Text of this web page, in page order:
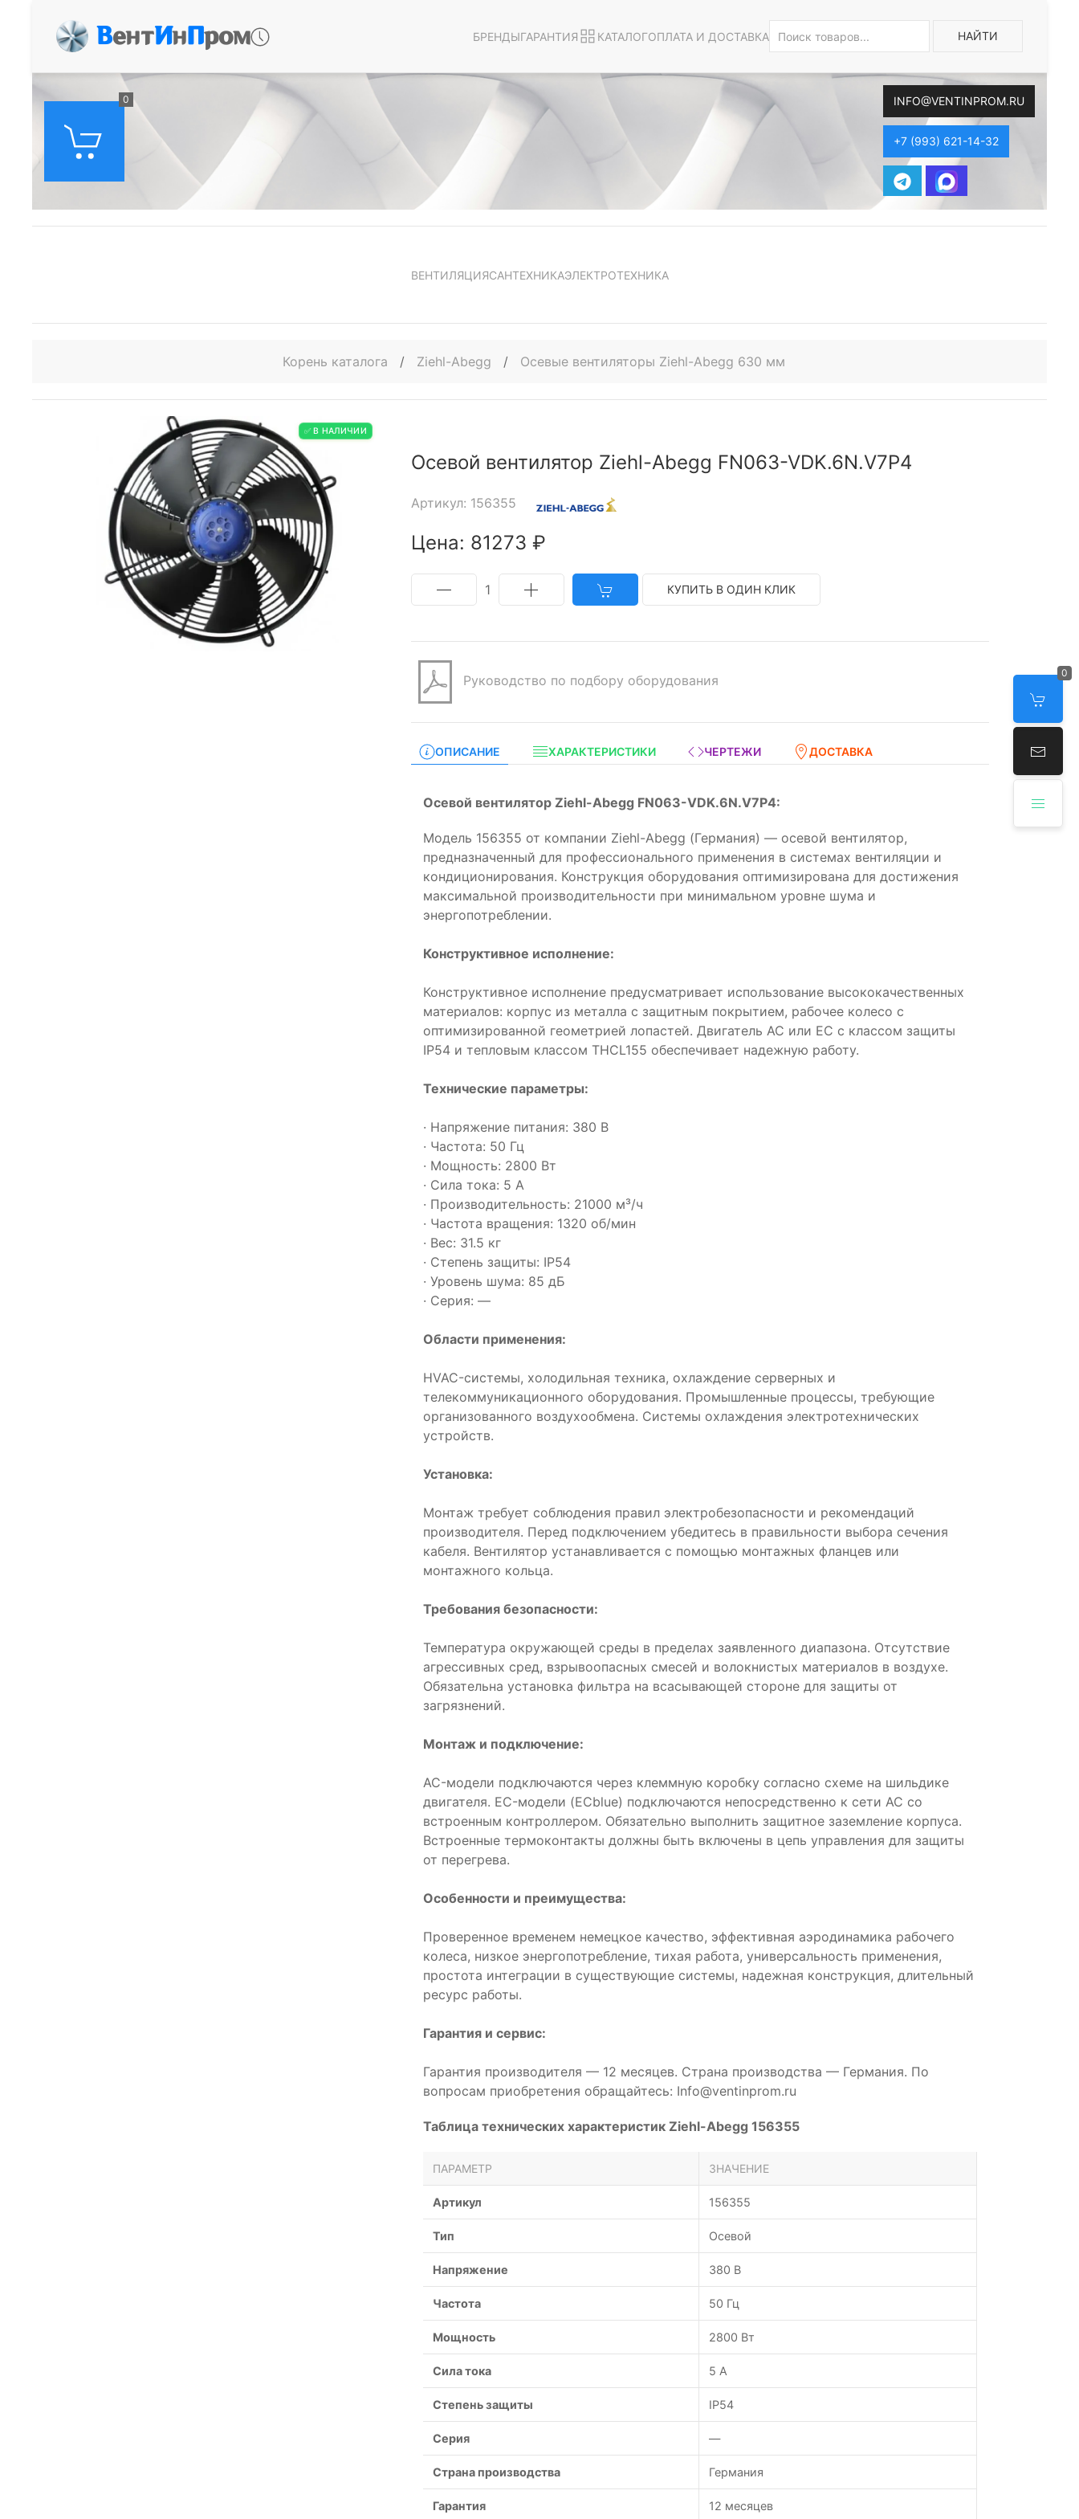
ВентИнПром БРЕНДЫГАРАНТИЯ КАТАЛОГОПЛАТА И ДОСТАВКА НАЙТИ
0 INFO@VENTINPROM.RU
+7 (993) 621-14-32
0
ВЕНТИЛЯЦИЯСАНТЕХНИКАЭЛЕКТРОТЕХНИКА
Корень каталога / Ziehl-Abegg / Осевые вентиляторы Ziehl-Abegg 630 мм
✅ В НАЛИЧИИ
Осевой вентилятор Ziehl-Abegg FN063-VDK.6N.V7P4
Артикул: 156355
Цена: 81273 ₽
1 КУПИТЬ В ОДИН КЛИК
Руководство по подбору оборудования
ОПИСАНИЕ ХАРАКТЕРИСТИКИ ЧЕРТЕЖИ ДОСТАВКА
Осевой вентилятор Ziehl-Abegg FN063-VDK.6N.V7P4:
Модель 156355 от компании Ziehl-Abegg (Германия) — осевой вентилятор,
предназначенный для профессионального применения в системах вентиляции и
кондиционирования. Конструкция оборудования оптимизирована для достижения
максимальной производительности при минимальном уровне шума и
энергопотреблении.
Конструктивное исполнение:
Конструктивное исполнение предусматривает использование высококачественных
материалов: корпус из металла с защитным покрытием, рабочее колесо с
оптимизированной геометрией лопастей. Двигатель AC или EC с классом защиты
IP54 и тепловым классом THCL155 обеспечивает надежную работу.
Технические параметры:
· Напряжение питания: 380 В
· Частота: 50 Гц
· Мощность: 2800 Вт
· Сила тока: 5 А
· Производительность: 21000 м³/ч
· Частота вращения: 1320 об/мин
· Вес: 31.5 кг
· Степень защиты: IP54
· Уровень шума: 85 дБ
· Серия: —
Области применения:
HVAC-системы, холодильная техника, охлаждение серверных и
телекоммуникационного оборудования. Промышленные процессы, требующие
организованного воздухообмена. Системы охлаждения электротехнических
устройств.
Установка:
Монтаж требует соблюдения правил электробезопасности и рекомендаций
производителя. Перед подключением убедитесь в правильности выбора сечения
кабеля. Вентилятор устанавливается с помощью монтажных фланцев или
монтажного кольца.
Требования безопасности:
Температура окружающей среды в пределах заявленного диапазона. Отсутствие
агрессивных сред, взрывоопасных смесей и волокнистых материалов в воздухе.
Обязательна установка фильтра на всасывающей стороне для защиты от
загрязнений.
Монтаж и подключение:
AC-модели подключаются через клеммную коробку согласно схеме на шильдике
двигателя. EC-модели (ECblue) подключаются непосредственно к сети AC со
встроенным контроллером. Обязательно выполнить защитное заземление корпуса.
Встроенные термоконтакты должны быть включены в цепь управления для защиты
от перегрева.
Особенности и преимущества:
Проверенное временем немецкое качество, эффективная аэродинамика рабочего
колеса, низкое энергопотребление, тихая работа, универсальность применения,
простота интеграции в существующие системы, надежная конструкция, длительный
ресурс работы.
Гарантия и сервис:
Гарантия производителя — 12 месяцев. Страна производства — Германия. По
вопросам приобретения обращайтесь: Info@ventinprom.ru
Таблица технических характеристик Ziehl-Abegg 156355
ПАРАМЕТР ЗНАЧЕНИЕ
Артикул 156355
Тип Осевой
Напряжение 380 В
Частота 50 Гц
Мощность 2800 Вт
Сила тока 5 А
Степень защиты IP54
Серия —
Страна производства Германия
Гарантия 12 месяцев